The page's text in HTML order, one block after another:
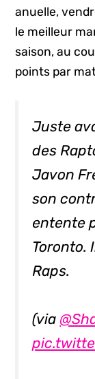
anuelle,
le meilleur
saison, au
points par
Juste
des
Javon
son
entente
Toronto.
Raps.
(via